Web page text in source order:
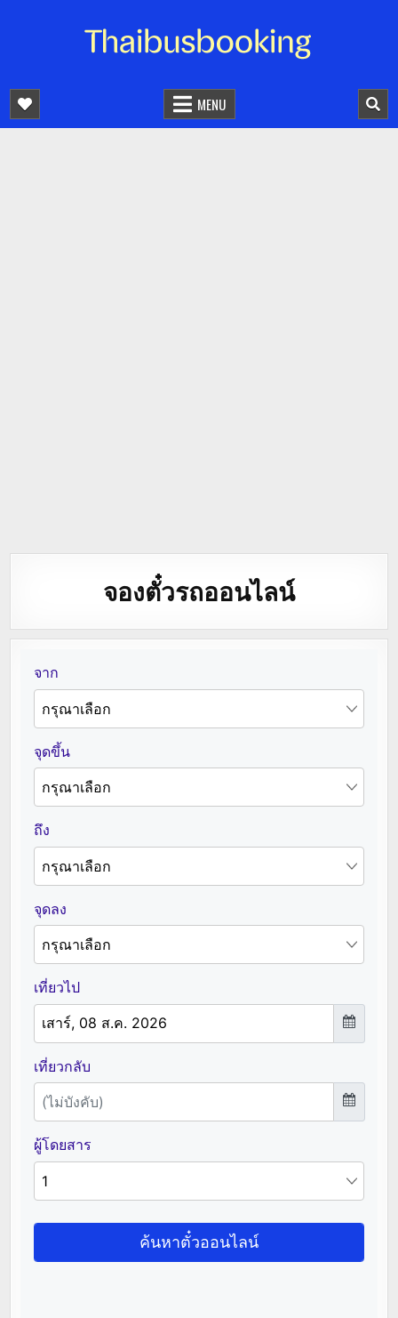
จองตั๋วรถออนไลน์ 24 ชั่วโมง
MENU
จองตั๋วรถออนไลน์